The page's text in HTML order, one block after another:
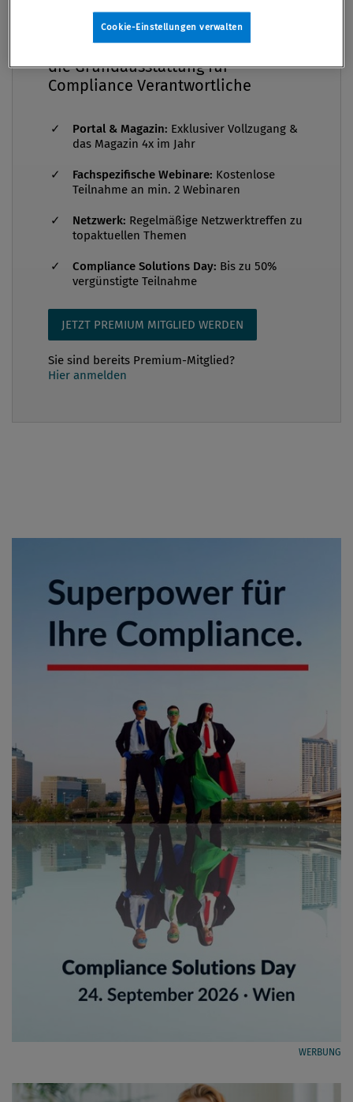
03. März 2026 / Erschienen in Compliance Praxis
Russland, Iran oder Syrien unterliegen seit Jahren
umfassenden EU-Sanktionen. Angesichts
wachsender geopolitischer Spannungen und der
zunehmenden Nutzung von Sanktionen als
politisches Druckmittel rücken Verstöße gegen EU-
Sanktionen verstärkt in den Fokus der
uneinheitliche Durchsetzung zu beheben, wurde am
verabschiedet. Damit wurden erstmals zentrale
Straftat...
Compliance Praxis Premium
Mitgliedschaft -
die Grundausstattung für
Compliance Verantwortliche
Portal & Magazin: Exklusiver Vollzugang &
das Magazin 4x im Jahr
Fachspezifische Webinare: Kostenlose
Teilnahme an min. 2 Webinaren
Netzwerk: Regelmäßige Netzwerktreffen zu
topaktuellen Themen
Compliance Solutions Day: Bis zu 50%
vergünstigte Teilnahme
JETZT PREMIUM MITGLIED WERDEN
Sie sind bereits Premium-Mitglied?
Hier anmelden
WERBUNG
Cookie-Einstellungen verwalten